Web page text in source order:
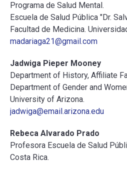
Programa de Salud Mental.
Escuela de Salud Pública "Dr.
Facultad de Medicina.
madariaga21@gmail.com
Jadwiga Pieper Mooney
Department of History, Affiliate
Department of Gender and
University of Arizona.
jadwiga@email.arizona.edu
Rebeca Alvarado Prado
Profesora Escuela de Salud
Costa Rica.